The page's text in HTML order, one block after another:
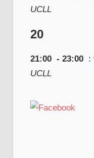
UCLL
20
21:00- 23:00 :
UCLL